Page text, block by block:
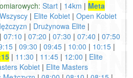
Start | 14km | Meta
Wszyscy | Elite Kobiet | Open Kobiet
| Drużynowa Elite |
| 07:10 | 07:20 | 07:30 | 07:40 | 07:50
| 09:30 | 09:45 | 10:00 | 10:15 |
| 11:30 | 11:45 | 12:00 | Elite
Kobiet | Elite Masters